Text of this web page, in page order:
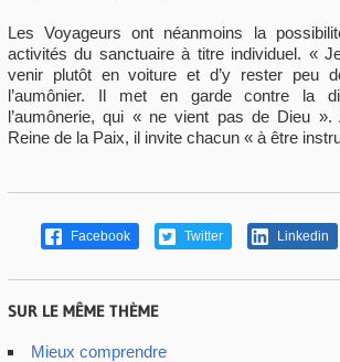
Les Voyageurs ont néanmoins la
activités du sanctuaire à titre individuel. «
venir plutôt en voiture et d’y rester peu
l’aumônier. Il met en garde contre la
l’aumônerie, qui « ne vient pas de Dieu ».
Reine de la Paix, il invite chacun « à être
Facebook Twitter Linkedin
SUR LE MÊME THÈME
Mieux comprendre